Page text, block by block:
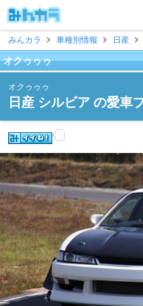
みんカラ
車種別情報 日産
オクゥゥゥ
オクゥゥゥ
日産 シルビア の愛車